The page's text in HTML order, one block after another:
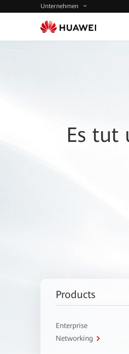
Unternehmen
Es tut
Products
Enterprise
Networking